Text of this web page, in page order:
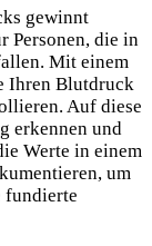
gewinnt
Personen, die in
Mit einem
Ihren Blutdruck
Auf diese
erkennen und
Werte in einem
um
fundierte